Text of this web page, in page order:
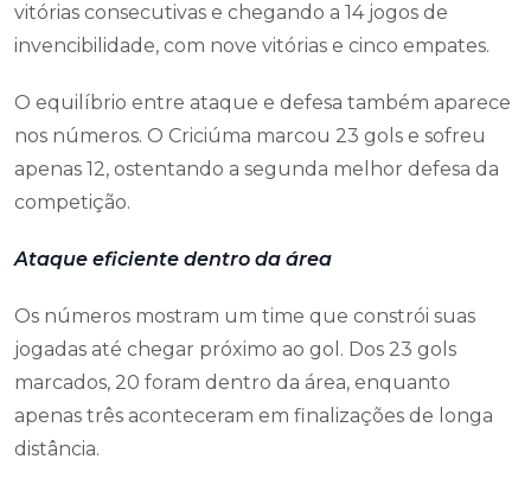
vitórias consecutivas e chegando a 14 jogos de
invencibilidade, com nove vitórias e cinco empates.
O equilíbrio entre ataque e defesa também aparece
nos números. O Criciúma marcou 23 gols e sofreu
apenas 12, ostentando a segunda melhor defesa da
competição.
Ataque eficiente dentro da área
Os números mostram um time que constrói suas
jogadas até chegar próximo ao gol. Dos 23 gols
marcados, 20 foram dentro da área, enquanto
apenas três aconteceram em finalizações de longa
distância.